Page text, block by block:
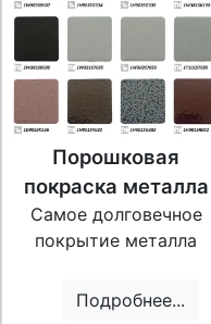
Порошковая
покраска металла
Самое долговечное
покрытие металла
Подробнее...